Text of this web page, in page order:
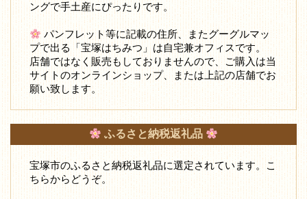
ングで手土産にぴったりです。
パンフレット等に記載の住所、またグーグルマッ
プで出る「宝塚はちみつ」は自宅兼オフィスです。
店舗ではなく販売もしておりませんので、ご購入は当
サイトのオンラインショップ、または上記の店舗でお
願い致します。
ふるさと納税返礼品
宝塚市のふるさと納税返礼品に選定されています。こ
ちらからどうぞ。